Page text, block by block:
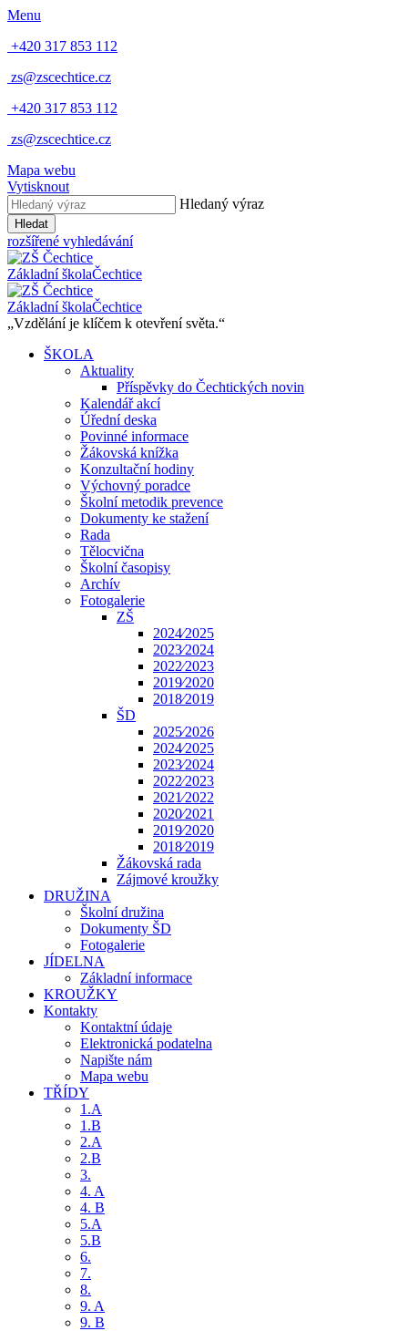
Menu
+420 317 853 112
zs@zscechtice.cz
+420 317 853 112
zs@zscechtice.cz
Mapa webu
Vytisknout
Hledaný výraz
Hledat
rozšířené vyhledávání
Základní školaČechtice
Základní školaČechtice
„Vzdělání je klíčem k otevření světa.“
ŠKOLA
Aktuality
Příspěvky do Čechtických novin
Kalendář akcí
Úřední deska
Povinné informace
Žákovská knížka
Konzultační hodiny
Výchovný poradce
Školní metodik prevence
Dokumenty ke stažení
Rada
Tělocvična
Školní časopisy
Archív
Fotogalerie
ZŠ
2024⁄2025
2023⁄2024
2022⁄2023
2019⁄2020
2018⁄2019
ŠD
2025⁄2026
2024⁄2025
2023⁄2024
2022⁄2023
2021⁄2022
2020⁄2021
2019⁄2020
2018⁄2019
Žákovská rada
Zájmové kroužky
DRUŽINA
Školní družina
Dokumenty ŠD
Fotogalerie
JÍDELNA
Základní informace
KROUŽKY
Kontakty
Kontaktní údaje
Elektronická podatelna
Napište nám
Mapa webu
TŘÍDY
1.A
1.B
2.A
2.B
3.
4. A
4. B
5.A
5.B
6.
7.
8.
9. A
9. B